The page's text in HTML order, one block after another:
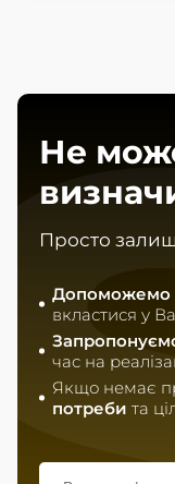
Не
Просто
Допоможемо
вкластися у
час на
Якщо немає
потреби та